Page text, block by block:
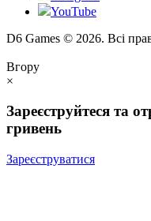
YouTube
D6 Games © 2026. Всі
Вгору
×
Зареєструйтеся та
гривень
Зареєструватися